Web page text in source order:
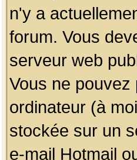
n'y a
forum. Vous
serveur web
Vous ne
ordinateur (à
stockée sur un
e-mail Hotmail